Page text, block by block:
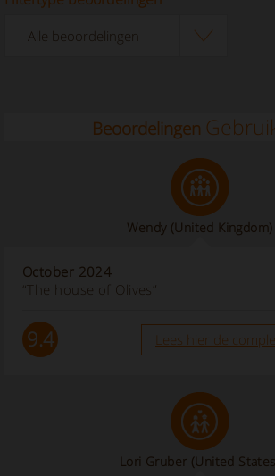
Beoordelingen
Wendy (United Kingdom)
October 2024
“The house of Olives”
9.4 Lees hier de
Lori Gruber (United